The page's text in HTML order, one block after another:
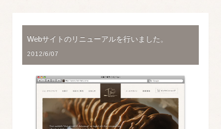
Webサイトのリニューアルを行いました。
2012/6/07